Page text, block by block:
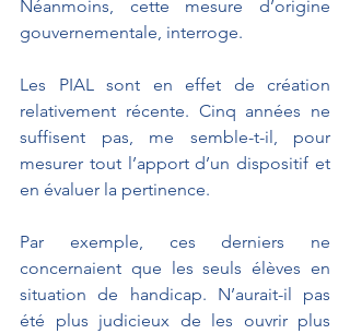
Néanmoins, cette mesure d’origine
gouvernementale, interroge.
Les PIAL sont en effet de création
relativement récente. Cinq années ne
suffisent pas, me semble-t-il, pour
mesurer tout l’apport d’un dispositif et
en évaluer la pertinence.
Par exemple, ces derniers ne
concernaient que les seuls élèves en
situation de handicap. N’aurait-il pas
été plus judicieux de les ouvrir plus